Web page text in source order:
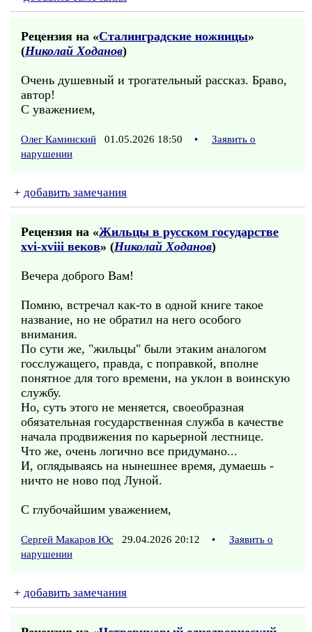
Рецензия на «Сталинградские ножницы»
(Николай Ходанов)
Очень душевный и трогательный рассказ. Браво,
автор!
С уважением,
Олег Каминский 01.05.2026 18:50 •
Заявить о
нарушении
+ добавить замечания
Рецензия на «Жильцы в русском государстве
xvi-xviii веков» (Николай Ходанов)
Вечера доброго Вам!
Помню, встречал как-то в одной книге такое
название, но не обратил на него особого
внимания.
По сути же, "жильцы" были этаким аналогом
госслужащего, правда, с поправкой, вполне
понятное для того времени, на уклон в воинскую
службу.
Но, суть этого не меняется, своеобразная
обязательная государственная служба в качестве
начала продвижения по карьерной лестнице.
Что же, очень логично все придумано...
И, оглядываясь на нынешнее время, думаешь -
ничто не ново под Луной.
С глубочайшим уважением,
Сергей Макаров Юс 29.04.2026 20:12 •
Заявить о
нарушении
+ добавить замечания